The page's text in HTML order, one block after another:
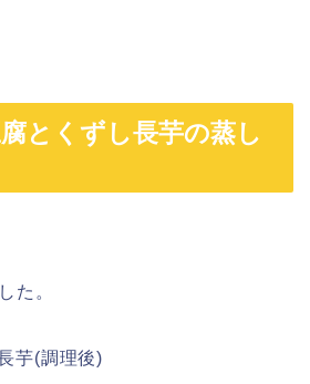
とくずし長芋の蒸し
た。